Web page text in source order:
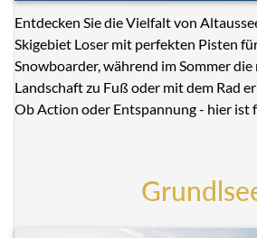
Entdecken Sie die Vielfalt von
Skigebiet Loser mit perfekten Pisten
Snowboarder, während im Sommer die
Landschaft zu Fuß oder mit dem Rad
Ob Action oder Entspannung - hier ist